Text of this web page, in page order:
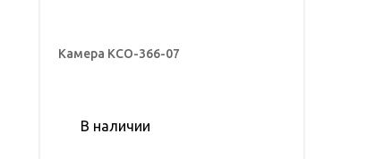
Камера КСО-366-07
В наличии